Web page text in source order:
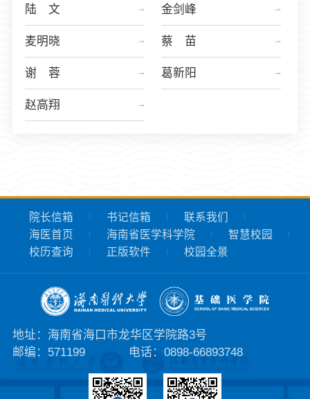
陆 文 金剑峰
麦明晓 蔡 苗
谢 蓉 葛新阳
赵高翔
院长信箱 书记信箱
联系我们
海医首页
海南省医学科学院
智慧校园
校历查询
正版软件 校园全景
地址：海南省海口市龙华区学院路3号
邮编：571199
电话：0898-66893748